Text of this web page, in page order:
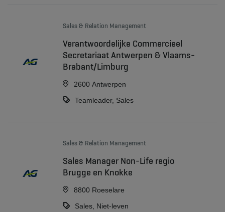
Sales & Relation Management
Verantwoordelijke Commercieel
Secretariaat Antwerpen & Vlaams-
Brabant/Limburg
2600 Antwerpen
Teamleader, Sales
Sales & Relation Management
Sales Manager Non-Life regio
Brugge en Knokke
8800 Roeselare
Sales, Niet-leven